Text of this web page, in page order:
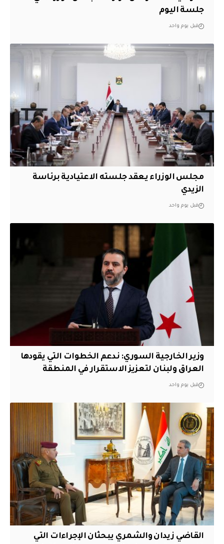
جلسة اليوم
قبل يوم واحد
مجلس الوزراء يعقد جلسته الاعتيادية برئاسة
الزيدي
قبل يوم واحد
وزير الخارجية السوري: ندعم الخطوات التي يقودها
العراق ولبنان لتعزيز الاستقرار في المنطقة
قبل يوم واحد
القاضي زيدان والشمري يبحثان الإجراءات التي